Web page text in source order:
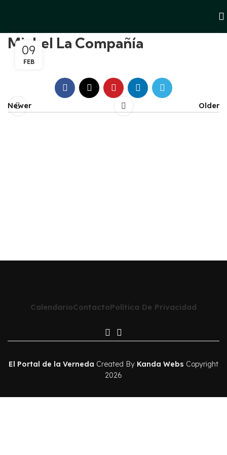
Michel La Compañía
09
FEB
Newer Older
CalendarioContactoPolítica De Privacidad
El Portal de la Verneda Created By Kanda Webs Copyright
2026